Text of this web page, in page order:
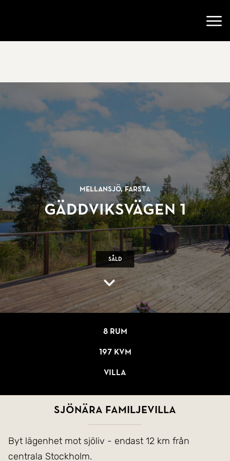
Mellansjö, Farsta
Gäddviksvägen 1
Såld
8 rum
197 kvm
Villa
Sjönära familjevilla
Byt lägenhet mot sjöliv - endast 12 km från
centrala Stockholm.